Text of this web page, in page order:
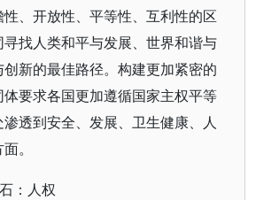
、开放性、平等性、互利性的区
找人类和平与发展、世界和谐与
新的最佳路径。构建更加紧密的
要求各国更加遵循国家主权平等
透到安全、发展、卫生健康、人
。
：人权